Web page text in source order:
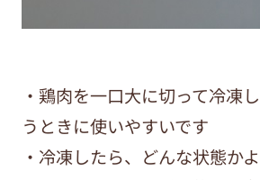
・鶏肉を一口大に切って冷凍
うときに使いやすいです
・冷凍したら、どんな状態か